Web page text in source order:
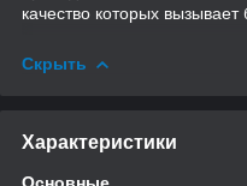
качество которых
Скрыть
Характеристики
Основные